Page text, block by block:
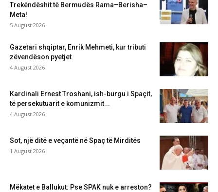
Trekëndëshit të Bermudës Rama–Berisha–
Meta!
5 August 2026
Gazetari shqiptar, Enrik Mehmeti, kur tributi
zëvendëson pyetjet
4 August 2026
Kardinali Ernest Troshani, ish-burgu i Spaçit,
të persekutuarit e komunizmit...
4 August 2026
Sot, një ditë e veçantë në Spaç të Mirditës
1 August 2026
Mëkatet e Ballukut: Pse SPAK nuk e arreston?